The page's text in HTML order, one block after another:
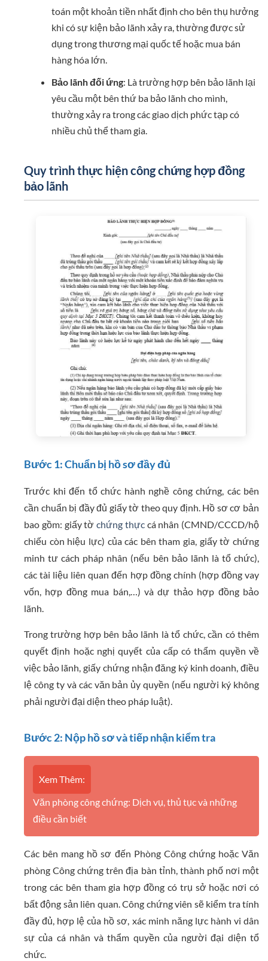
toán một khoản tiền nhất định cho bên thụ hưởng
khi có sự kiện bảo lãnh xảy ra, thường được sử
dụng trong thương mại quốc tế hoặc mua bán
hàng hóa lớn.
Bảo lãnh đối ứng: Là trường hợp bên bảo lãnh lại
yêu cầu một bên thứ ba bảo lãnh cho mình,
thường xảy ra trong các giao dịch phức tạp có
nhiều chủ thể tham gia.
Quy trình thực hiện công chứng hợp đồng
bảo lãnh
Bước 1: Chuẩn bị hồ sơ đầy đủ
Trước khi đến tổ chức hành nghề công chứng, các bên
cần chuẩn bị đầy đủ giấy tờ theo quy định. Hồ sơ cơ bản
bao gồm: giấy tờ chứng thựccá nhân (CMND/CCCD/hộ
chiếu còn hiệu lực) của các bên tham gia, giấy tờ chứng
minh tư cách pháp nhân (nếu bên bảo lãnh là tổ chức),
các tài liệu liên quan đến hợp đồng chính (hợp đồng vay
vốn, hợp đồng mua bán,…) và dự thảo hợp đồng bảo
lãnh.
Trong trường hợp bên bảo lãnh là tổ chức, cần có thêm
quyết định hoặc nghị quyết của cấp có thẩm quyền về
việc bảo lãnh, giấy chứng nhận đăng ký kinh doanh, điều
lệ công ty và các văn bản ủy quyền (nếu người ký không
phải người đại diện theo pháp luật).
Bước 2: Nộp hồ sơ và tiếp nhận kiểm tra
Xem Thêm:
Văn phòng công chứng: Dịch vụ, thủ tục và những
điều cần biết
Các bên mang hồ sơ đến Phòng Công chứng hoặc Văn
phòng Công chứng trên địa bàn tỉnh, thành phố nơi một
trong các bên tham gia hợp đồng có trụ sở hoặc nơi có
bất động sản liên quan. Công chứng viên sẽ kiểm tra tính
đầy đủ, hợp lệ của hồ sơ, xác minh năng lực hành vi dân
sự của cá nhân và thẩm quyền của người đại diện tổ
chức.